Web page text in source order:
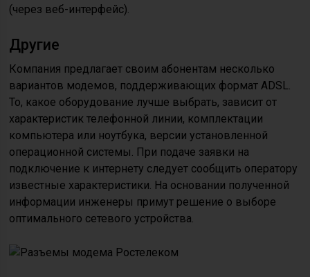
(через веб-интерфейс).
Другие
Компания предлагает своим абонентам несколько
вариантов модемов, поддерживающих формат ADSL.
То, какое оборудование лучше выбрать, зависит от
характеристик телефонной линии, комплектации
компьютера или ноутбука, версии установленной
операционной системы. При подаче заявки на
подключение к интернету следует сообщить оператору
известные характеристики. На основании полученной
информации инженеры примут решение о выборе
оптимального сетевого устройства.